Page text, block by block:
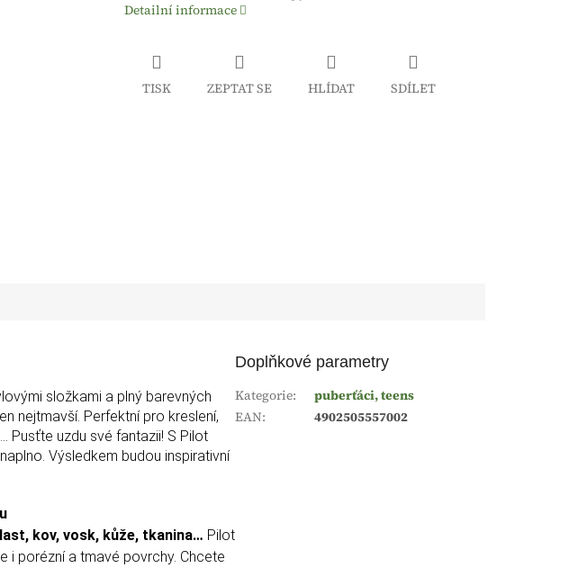
Detailní informace
TISK ZEPTAT SE HLÍDAT SDÍLET
složkami a plný barevných
nejtmavší. Perfektní pro kreslení,
Pusťte uzdu své fantazii! S Pilot
Výsledkem budou inspirativní
kov, vosk, kůže, tkanina… Pilot
i porézní a tmavé povrchy. Chcete
Doplňkové parametry
Kategorie:
puberťáci, teens
EAN: 4902505557002